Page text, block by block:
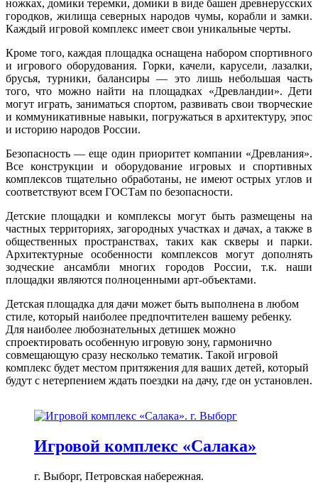
ножках, домики теремки, домики в виде башен древнерусских
городков, жилища северных народов чумы, корабли и замки.
Каждый игровой комплекс имеет свои уникальные черты.
Кроме того, каждая площадка оснащена набором спортивного
и игрового оборудования. Горки, качели, карусели, лазалки,
брусья, турники, балансиры — это лишь небольшая часть
того, что можно найти на площадках «Древландии». Дети
могут играть, заниматься спортом, развивать свои творческие
и коммуникативные навыки, погружаться в архитектуру, эпос
и историю народов России.
Безопасность — еще один приоритет компании «Древлания».
Все конструкции и оборудование игровых и спортивных
комплексов тщательно обработаны, не имеют острых углов и
соответствуют всем ГОСТам по безопасности.
Детские площадки и комплексы могут быть размещены на
частных территориях, загородных участках и дачах, а также в
общественных пространствах, таких как скверы и парки.
Архитектурные особенности комплексов могут дополнять
зодческие ансамбли многих городов России, т.к. наши
площадки являются полноценными арт-объектами.
Детская площадка для дачи может быть выполнена в любом
стиле, который наиболее предпочтителен вашему ребенку.
Для наиболее любознательных детишек можно
спроектировать особенную игровую зону, гармонично
совмещающую сразу несколько тематик. Такой игровой
комплекс будет местом притяжения для ваших детей, который
будут с нетерпением ждать поездки на дачу, где он установлен.
Игровой комплекс «Салака»
г. Выборг, Петровская набережная.